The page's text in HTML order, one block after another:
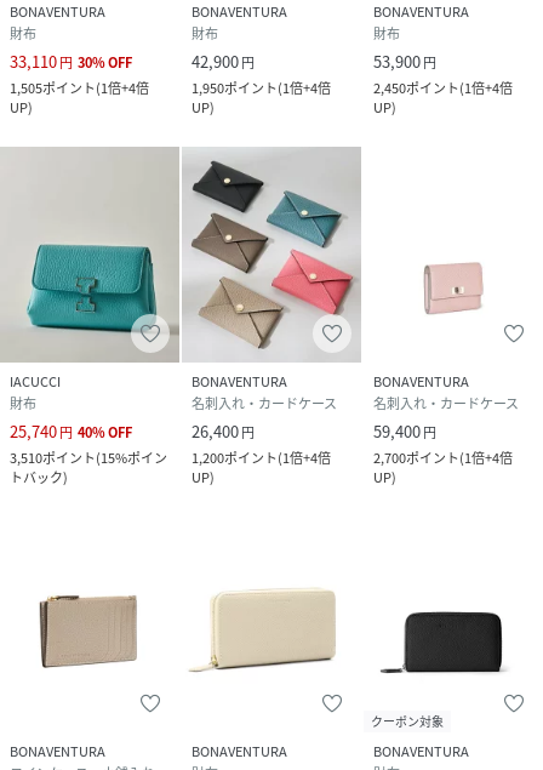
BONAVENTURA
財布
33,110円 30%OFF
1,505ポイント(1倍+4倍
UP)
BONAVENTURA
財布
42,900円
1,950ポイント(1倍+4倍
UP)
BONAVENTURA
財布
53,900円
2,450ポイント(1倍+4倍
UP)
IACUCCI
財布
25,740円 40%OFF
3,510ポイント(15%ポイン
トバック)
BONAVENTURA
名刺入れ・カードケース
26,400円
1,200ポイント(1倍+4倍
UP)
BONAVENTURA
名刺入れ・カードケース
59,400円
2,700ポイント(1倍+4倍
UP)
BONAVENTURA
BONAVENTURA
クーポン対象
BONAVENTURA